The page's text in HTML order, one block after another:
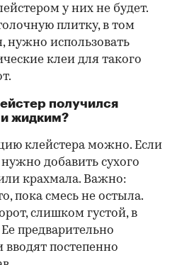
у них не будет.
плитку, в том
нужно использовать
клеи для такого
получился
жидким?
клейстера можно. Если
добавить сухого
крахмала. Важно:
пока смесь не остыла.
слишком густой, в
предварительно
постепенно